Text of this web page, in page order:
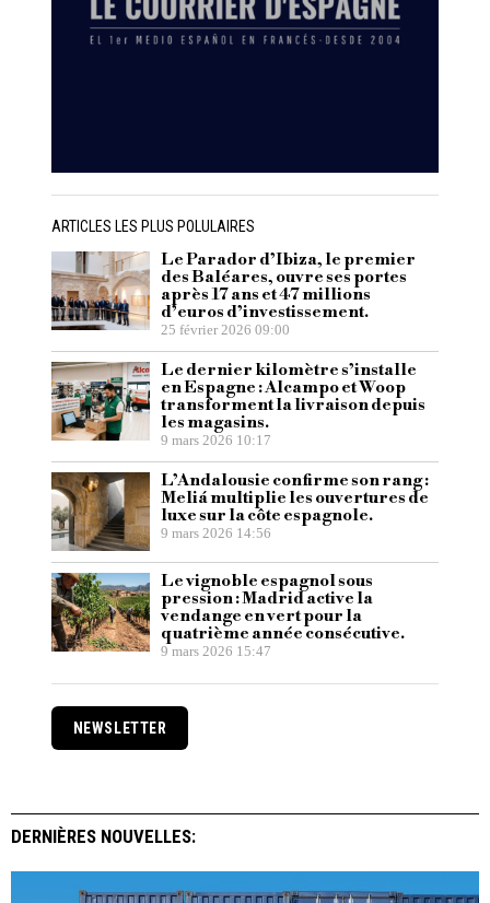
ARTICLES LES PLUS POLULAIRES
Le Parador d’Ibiza, le premier
des Baléares, ouvre ses portes
après 17 ans et 47 millions
d’euros d’investissement.
25 février 2026 09:00
Le dernier kilomètre s’installe
en Espagne : Alcampo et Woop
transforment la livraison depuis
les magasins.
9 mars 2026 10:17
L’Andalousie confirme son rang :
Meliá multiplie les ouvertures de
luxe sur la côte espagnole.
9 mars 2026 14:56
Le vignoble espagnol sous
pression : Madrid active la
vendange en vert pour la
quatrième année consécutive.
9 mars 2026 15:47
NEWSLETTER
DERNIÈRES NOUVELLES: